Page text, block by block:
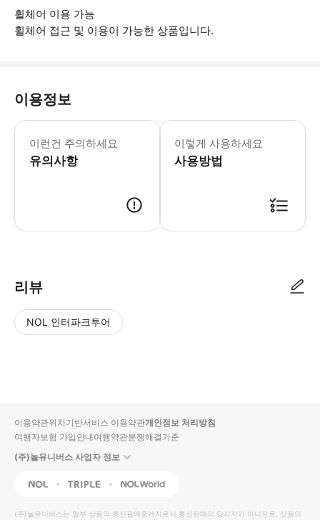
휠체어 이용 가능
휠체어 접근 및 이용이 가능한 상품입니다.
이용정보
이런건 주의하세요
유의사항
▶ 꼭 알아두세요 * 85cm 이하 어린이
이렇게 사용하세요
사용방법
리뷰
NOL 인터파크투어
입니
다.
높
동
순
상
이용약관위치기반서비스 이용약관개인정보 처리방침
여행자보험 가입안내여행약관분쟁해결기준
(주)놀유니버스 사업자 정보
NOL Triple Interpark Global
(주)놀유니버스는 일부 상품의 통신판매중개자로서 통신판매의 당사자가 아니므로, 상품의